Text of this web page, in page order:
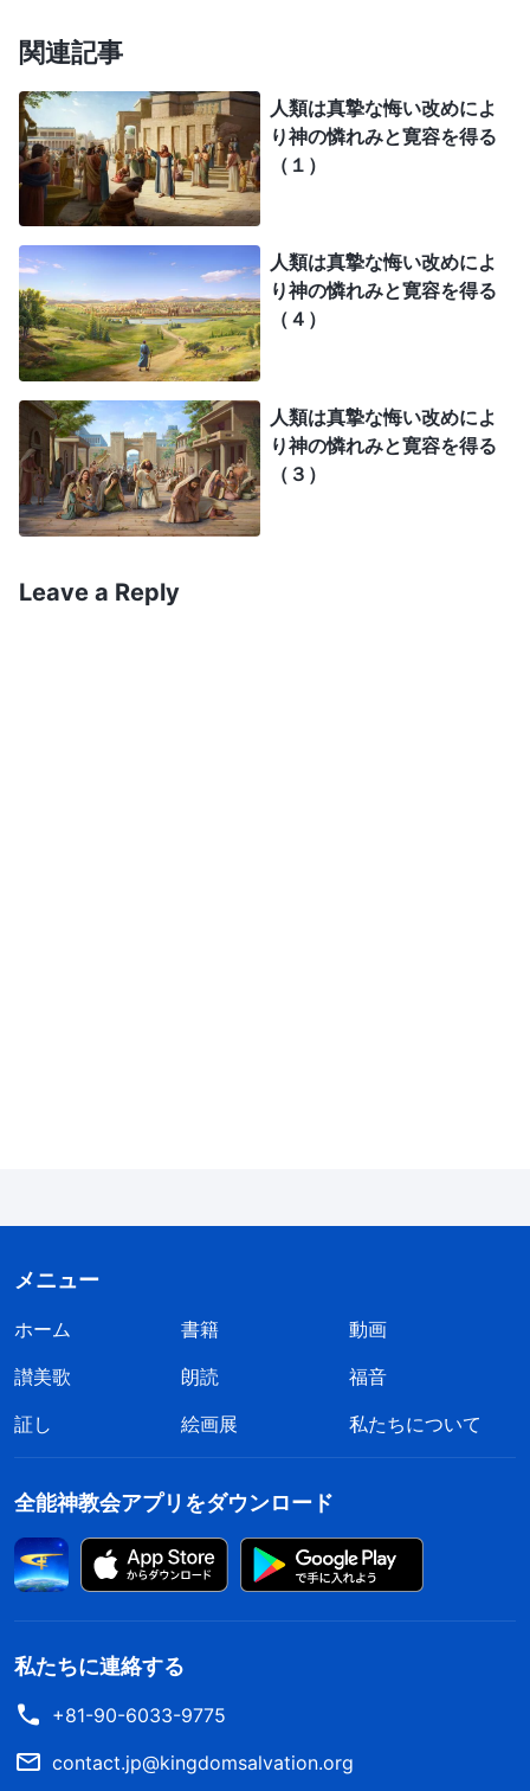
りでも一時的なものでもなかったのです。
ひとたび王から臣民までニネベ人全員が、ヤー
ウェ神が自分たちに怒りを覚えていることを知る
と、彼らのその後のあらゆる行動、あらゆる判断や
選択は、神の目に明らかなものになりました。ニネ
ベの人々の振る舞いに従い、神の心は変わりまし
た。この時点で神の心情はどのようなものでした
か。その答えは聖書に記されています。聖書には、
「神は彼らのなすところ、その悪い道を離れたのを
見られ、彼らの上に下そうと言われた災を思いかえ
して、これをおやめになった」（ヨナ書 3:10）とあ
ります。神は思い直したものの、神の心情に複雑な
ものは一切ありませんでした。神はただ怒りの伝達
いと決めただけです。神がニネベに災いを下さない
神への信仰が真実であれば、頻繁に
神の労りを受けられる
ニネベの人々への神の意図の変化には、躊躇や
曖昧さが一切含まれていません。むしろ、それは純
神の本質の真の明示です。神はその行ないにおい
りません。神の行ないの背後にある原則と目的はす
べて明白かつ透明、純粋で完璧であり、その中に策
には闇や邪悪が一切含まれていないのです。ニネベ
の人々の悪の行いが目に留まったため、神は彼らに
怒りを覚えました。このとき、神の怒りは神の本質
関連記事
人類は真摯な悔い改めによ
り神の憐れみと寛容を得る
（１）
人類は真摯な悔い改めによ
り神の憐れみと寛容を得る
（４）
人類は真摯な悔い改めによ
り神の憐れみと寛容を得る
（３）
Leave a Reply
メニュー
ホーム 書籍
動画
讃美歌
朗読
福音
証し
絵画展 私たちについて
全能神教会アプリをダウンロード
私たちに連絡する
+81-90-6033-9775
contact.jp@kingdomsalvation.org